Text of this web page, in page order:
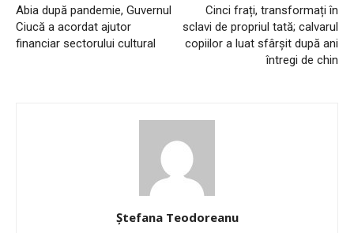
Abia după pandemie, Guvernul
Ciucă a acordat ajutor
financiar sectorului cultural
Cinci frați, transformați în
sclavi de propriul tată; calvarul
copiilor a luat sfârșit după ani
întregi de chin
Ștefana Teodoreanu